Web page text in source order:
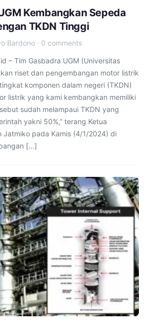
Kembangkan Sepeda
TKDN Tinggi
Bardono · 0 comments
– Tim Gasbadra UGM (Universitas
riset dan pengembangan motor listrik
komponen dalam negeri (TKDN)
listrik yang kami kembangkan memiliki
sudah melampaui TKDN yang
yakni 50%,” terang Ketua
Jatmiko pada Kamis (4/1/2024) di
[…]